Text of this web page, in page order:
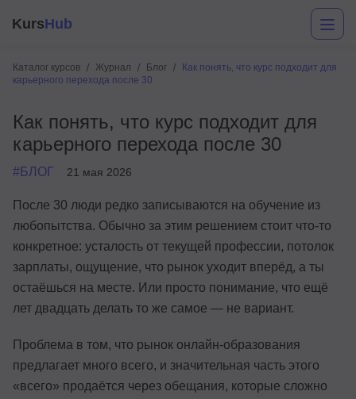
KursHub
Каталог курсов Журнал Блог
Как понять, что курс подходит для
карьерного перехода после 30
Как понять, что курс подходит для
карьерного перехода после 30
#БЛОГ 21 мая 2026
После 30 люди редко записываются на обучение из
любопытства. Обычно за этим решением стоит что-то
конкретное: усталость от текущей профессии, потолок
зарплаты, ощущение, что рынок уходит вперёд, а ты
остаёшься на месте. Или просто понимание, что ещё
лет двадцать делать то же самое — не вариант.
Проблема в том, что рынок онлайн-образования
предлагает много всего, и значительная часть этого
«всего» продаётся через обещания, которые сложно
Разработка
Маркетинг
Дизайн
Аналитика
Менеджмент
Иностранные языки